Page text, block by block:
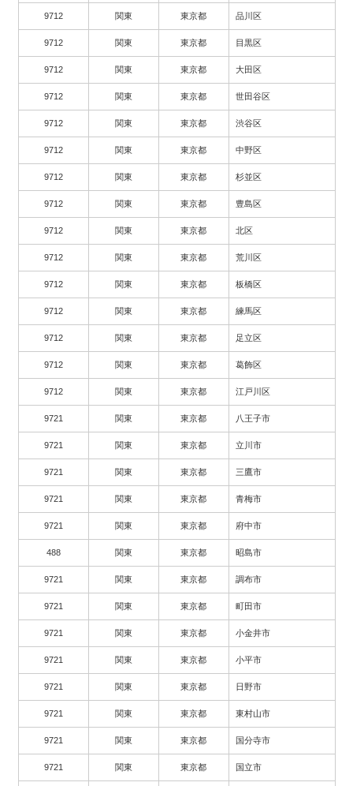
9712 関東 東京都 品川区
9712 関東 東京都 目黒区
9712 関東 東京都 大田区
9712 関東 東京都 世田谷区
9712 関東 東京都 渋谷区
9712 関東 東京都 中野区
9712 関東 東京都 杉並区
9712 関東 東京都 豊島区
9712 関東 東京都 北区
9712 関東 東京都 荒川区
9712 関東 東京都 板橋区
9712 関東 東京都 練馬区
9712 関東 東京都 足立区
9712 関東 東京都 葛飾区
9712 関東 東京都 江戸川区
9721 関東 東京都 八王子市
9721 関東 東京都 立川市
9721 関東 東京都 三鷹市
9721 関東 東京都 青梅市
9721 関東 東京都 府中市
488 関東 東京都 昭島市
9721 関東 東京都 調布市
9721 関東 東京都 町田市
9721 関東 東京都 小金井市
9721 関東 東京都 小平市
9721 関東 東京都 日野市
9721 関東 東京都 東村山市
9721 関東 東京都 国分寺市
9721 関東 東京都 国立市